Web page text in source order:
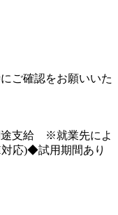
ご確認をお願いいた
途支給 ※就業先によ
応)◆試用期間あり